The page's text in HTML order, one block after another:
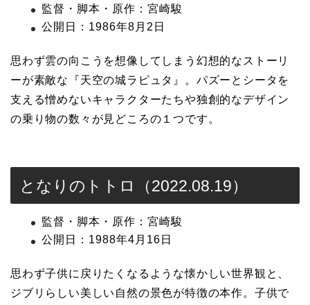
監督・脚本・原作：宮崎駿
公開日：1986年8月2日
思わず雲の向こうを想像してしまう幻想的なストーリ
ーが素敵な『天空の城ラピュタ』。パズーとシータを
支える憎めないキャラクターたちや独創的なデザイン
の乗り物の数々が見どころの１つです。
となりのトトロ（2022.08.19）
監督・脚本・原作：宮崎駿
公開日：1988年4月16日
思わず子供に戻りたくなるような懐かしい世界観と、
ジブリらしい美しい自然の景色が特徴の本作。子供で